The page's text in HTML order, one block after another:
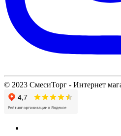
© 2023 СмесиТорг - Интернет